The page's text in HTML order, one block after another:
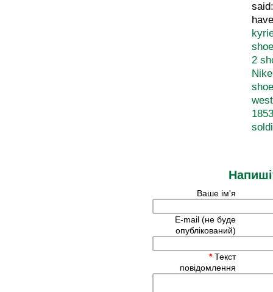
2
1853
Ваше ім'я
E-mail (не буде
опублікований)
*Текст
повідомлення